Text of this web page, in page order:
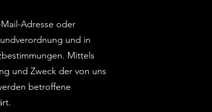
Adresse oder
und in
Mittels
und Zweck der von uns
betroffene